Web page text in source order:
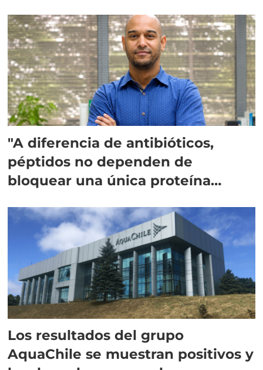
"A diferencia de antibióticos,
péptidos no dependen de
bloquear una única proteína
Los resultados del grupo
AquaChile se muestran positivos y